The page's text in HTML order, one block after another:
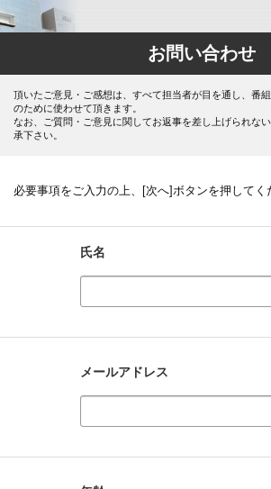
お問い合わせ
頂いたご意見・ご感想は、すべて担当者が目を通し、番
のために使わせて頂きます。
なお、ご質問・ご意見に関してお返事を差し上げられな
承下さい。
必要事項をご入力の上、[次へ]ボタンを押してく
氏名
メールアドレス